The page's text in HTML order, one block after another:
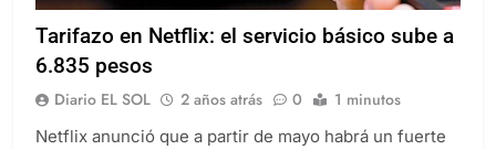
Tarifazo en Netflix: el servicio básico sube a
6.835 pesos
Diario EL SOL 2 años atrás 0 1 minutos
Netflix anunció que a partir de mayo habrá un fuerte